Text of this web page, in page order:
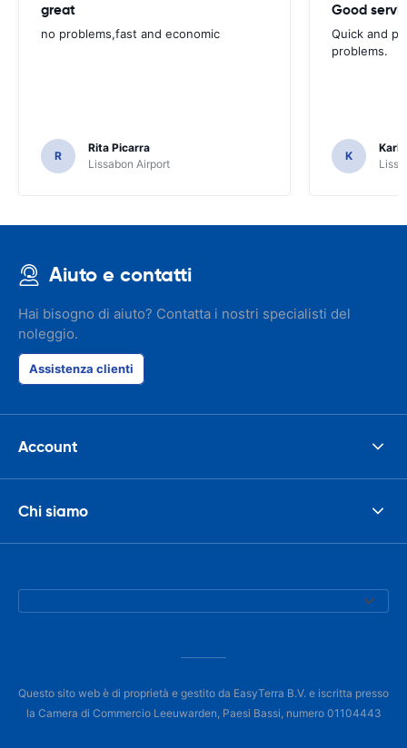
great
no problems,fast and economic
R
Rita Picarra
Lissabon Airport
Good
Quick and
problems.
K
Karl
Aiuto e contatti
Hai bisogno di aiuto? Contatta i nostri specialisti del
noleggio.
Assistenza clienti
Account
Chi siamo
Questo sito web è di proprietà e gestito da EasyTerra B.V. e iscritta presso
la Camera di Commercio Leeuwarden, Paesi Bassi, numero 01104443